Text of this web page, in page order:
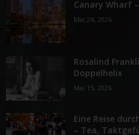
Canary Wharf
Mai 24, 2026
Rosalind
Doppelhelix
Mai 15, 2026
Eine Reise
– Tea,